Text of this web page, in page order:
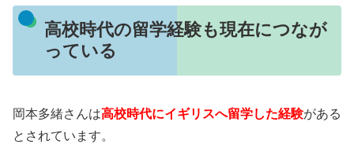
高校時代の留学経験も現在につなが
っている
岡本多緒さんは高校時代にイギリスへ留学した経験がある
とされています。